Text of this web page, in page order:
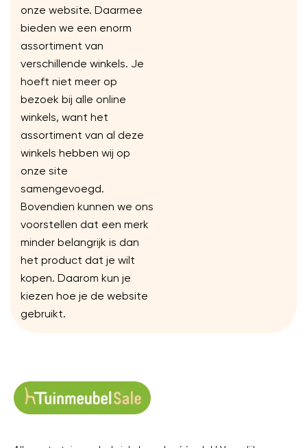
onze website. Daarmee
bieden we een enorm
assortiment van
verschillende winkels. Je
hoeft niet meer op
bezoek bij alle online
winkels, want het
assortiment van al deze
winkels hebben wij op
onze site
samengevoegd.
Bovendien kunnen we ons
voorstellen dat een merk
minder belangrijk is dan
het product dat je wilt
kopen. Daarom kun je
kiezen hoe je de website
gebruikt.